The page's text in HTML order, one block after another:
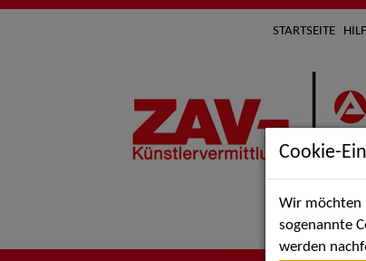
STARTSEITE
Cookie-
Wir möchten
sogenannte
werden